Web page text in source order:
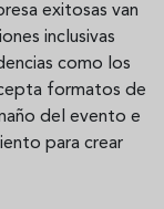
exitosas van
inclusivas
como los
formatos de
del evento e
para crear